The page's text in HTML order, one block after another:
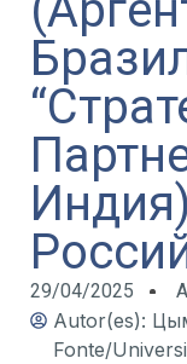
29/04/2025
Autor(es):
Fonte/